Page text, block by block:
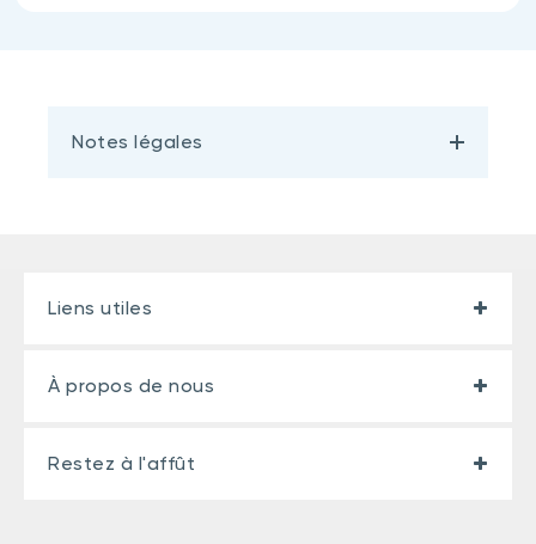
Notes légales
Liens utiles
À propos de nous
Restez à l'affût